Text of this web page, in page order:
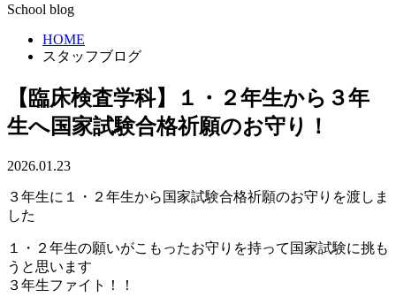
School blog
HOME
スタッフブログ
【臨床検査学科】１・２年生から３年
生へ国家試験合格祈願のお守り！
2026.01.23
３年生に１・２年生から国家試験合格祈願のお守りを渡しま
した
１・２年生の願いがこもったお守りを持って国家試験に挑も
うと思います
３年生ファイト！！